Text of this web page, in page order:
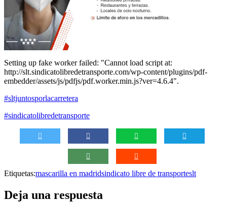
Setting up fake worker failed: "Cannot load script at:
http://slt.sindicatolibredetransporte.com/wp-content/plugins/pdf-
embedder/assets/js/pdfjs/pdf.worker.min.js?ver=4.6.4".
#sltjuntosporlacarretera
#sindicatolibredetransporte
Etiquetas:mascarilla en madridsindicato libre de transporteslt
Deja una respuesta